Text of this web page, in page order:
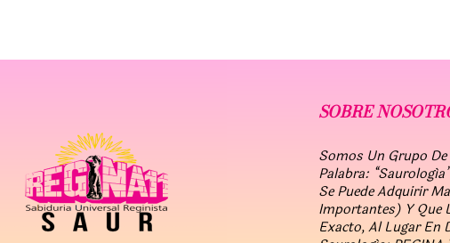
SOBRE
Somos Un Grupo
Palabra:
Se Puede Adquirir
Importantes) Y Que
Exacto, Al Lugar En